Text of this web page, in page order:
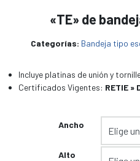
«TE» de
Categorías: Bandeja tipo
Incluye platinas de unión y
Certificados Vigentes: RETIE »
Ancho
Alto